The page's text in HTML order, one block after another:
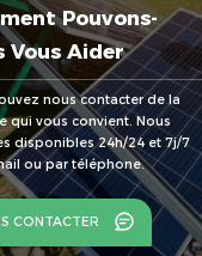
Pouvons-
Vous Aider
nous contacter de la
qui vous convient. Nous
disponibles 24h/24 et 7j/7
ou par téléphone.
CONTACTER